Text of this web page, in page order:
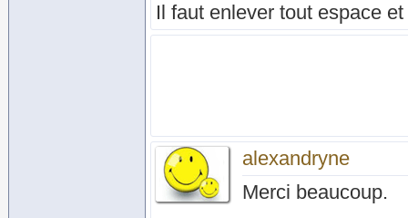
Il faut enlever tout espace
alexandryne
Merci beaucoup.